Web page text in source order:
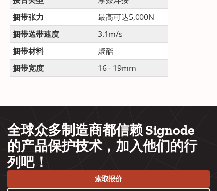
捆带张力
最高可达5,000N
捆带送带速度
3.1m/s
捆带材料
聚酯
捆带宽度
16 - 19mm
全球众多制造商都信赖 Signode
的产品保护技术，加入他们的行
列吧！
索取报价